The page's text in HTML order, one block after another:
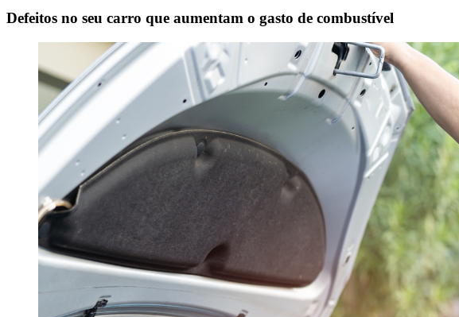
Defeitos no seu carro que aumentam o gasto de combustível